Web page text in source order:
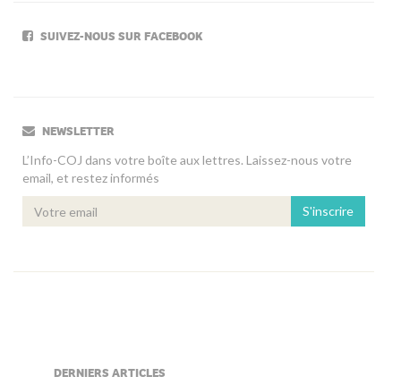
SUIVEZ-NOUS SUR FACEBOOK
NEWSLETTER
L’Info-COJ dans votre boîte aux lettres. Laissez-nous votre
email, et restez informés
S'inscrire
DERNIERS ARTICLES